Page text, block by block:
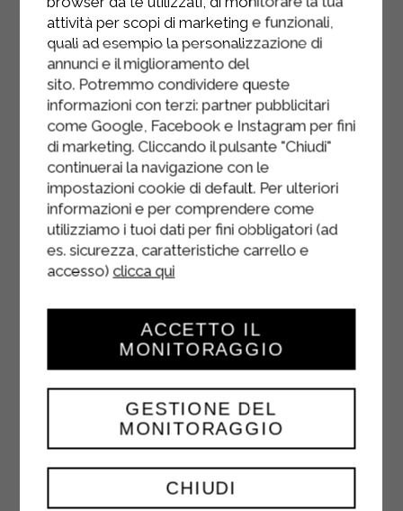
Versez le mélange d'œufs sur les
pâtes.
Dissoudre le safran dans une louche
d'eau chaude et l'ajouter aux pâtes.
Mélangez soigneusement pour que
le safran colore les pâtes
uniformément.
Ajoutez le romarin haché.
Écalez les œufs durs préalablement
Disposez les pâtes dans une
assiette, émiettez le jaune d'œuf
par-dessus et servez.
attività per scopi di marketing e funzionali,
quali ad esempio la personalizzazione di
annunci e il miglioramento del
sito. Potremmo condividere queste
informazioni con terzi: partner pubblicitari
come Google, Facebook e Instagram per fini
di marketing. Cliccando il pulsante "Chiudi"
continuerai la navigazione con le
impostazioni cookie di default. Per ulteriori
informazioni e per comprendere come
utilizziamo i tuoi dati per fini obbligatori (ad
es. sicurezza, caratteristiche carrello e
accesso) clicca qui
CHIUDI
GESTIONE DEL
MONITORAGGIO
ACCETTO IL
MONITORAGGIO